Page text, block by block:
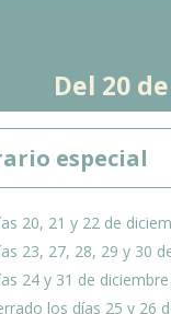
Del 20
especial
20, 21 y 22 de
23, 27, 28, 29 y 30
24 y 31 de
los días 25 y 26